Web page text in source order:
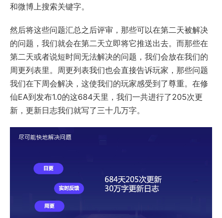
和微博上搜索关键字。
然后将这些问题汇总之后评审，那些可以在第二天被解决
的问题，我们就会在第二天立即将它推送出去。而那些在
第二天或者说短时间无法解决的问题，我们会放在我们的
周更列表里。周更列表我们也会直接告诉玩家，那些问题
我们在下周会解决，这使我们的玩家感受到了尊重。在修
仙EA到发布1.0的这684天里，我们一共进行了205次更
新，更新日志我们就写了三十几万字。